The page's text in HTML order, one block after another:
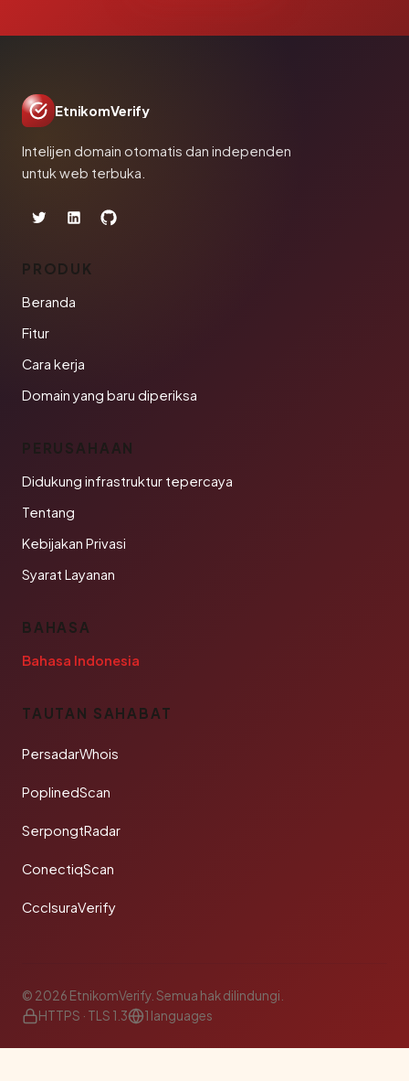
EtnikomVerify
Intelijen domain otomatis dan independen
untuk web terbuka.
PRODUK
Beranda
Fitur
Cara kerja
Domain yang baru diperiksa
PERUSAHAAN
Didukung infrastruktur tepercaya
Tentang
Kebijakan Privasi
Syarat Layanan
BAHASA
Bahasa Indonesia
TAUTAN SAHABAT
PersadarWhois
PoplinedScan
SerpongtRadar
ConectiqScan
CcclsuraVerify
© 2026 EtnikomVerify. Semua hak dilindungi.
HTTPS · TLS 1.3
1 languages